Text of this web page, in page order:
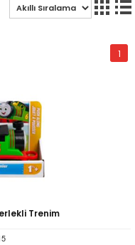
1
Trenim